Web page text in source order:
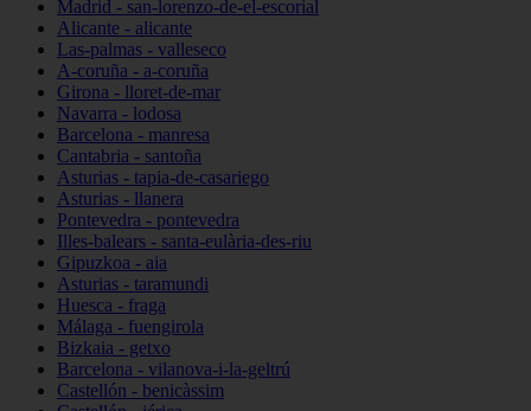
Madrid - san-lorenzo-de-el-escorial
Alicante - alicante
Las-palmas - valleseco
A-coruña - a-coruña
Girona - lloret-de-mar
Navarra - lodosa
Barcelona - manresa
Cantabria - santoña
Asturias - tapia-de-casariego
Asturias - llanera
Pontevedra - pontevedra
Illes-balears - santa-eulària-des-riu
Gipuzkoa - aia
Asturias - taramundi
Huesca - fraga
Málaga - fuengirola
Bizkaia - getxo
Barcelona - vilanova-i-la-geltrú
Castellón - benicàssim